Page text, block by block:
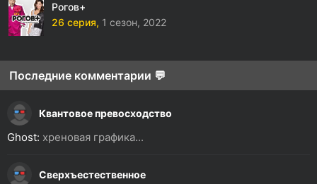
Рогов+
26 серия, 1 сезон, 2022
Последние комментарии 💬
Квантовое превосходство
Ghost: хреновая графика...
Сверхъестественное